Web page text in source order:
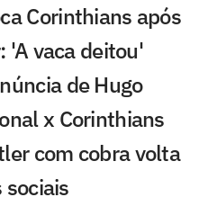
Corinthians após
'A vaca deitou'
de Hugo
x Corinthians
com cobra volta
sociais